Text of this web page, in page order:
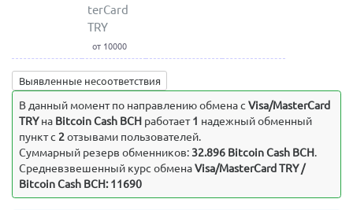
terCard
TRY
от 10000
Выявленные несоответствия
В данный момент по направлению обмена c Visa/MasterCard
TRYна Bitcoin Cash BCH работает1 надежный обменный
пункт с 2отзывами пользователей.
Суммарный резерв обменников: 32.896 Bitcoin Cash BCH.
Средневзвешенный курс обменаVisa/MasterCard TRY /
Bitcoin Cash BCH: 11690